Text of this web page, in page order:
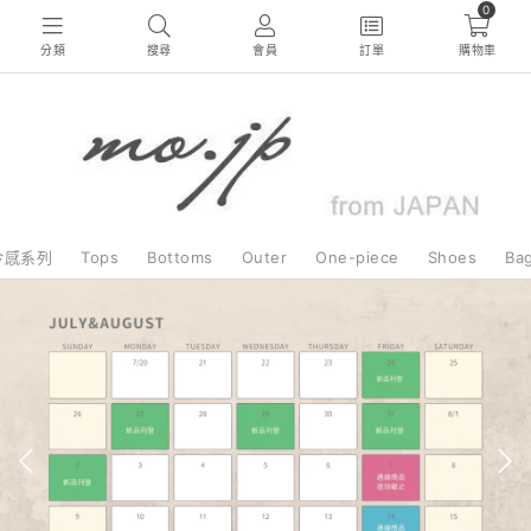
分類 搜尋 會員 訂單
0
購物車
系列 Tops Bottoms Outer One-piece Shoes